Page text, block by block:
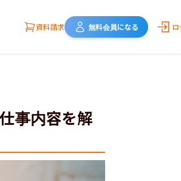
資料請求 無料会員になる
事内容を解